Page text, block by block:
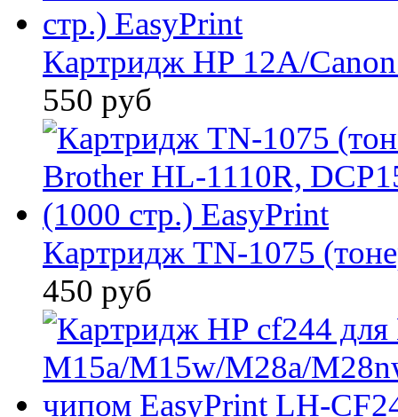
Картридж HP 12A/
550 руб
Картридж TN-1075
450 руб